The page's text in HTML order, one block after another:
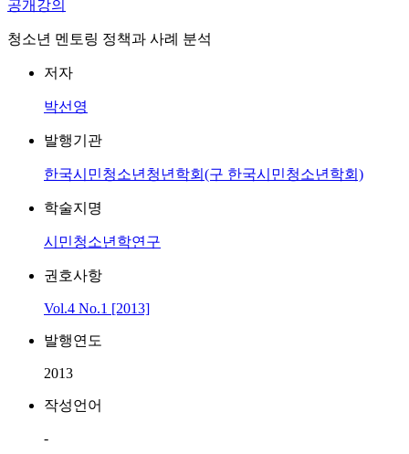
공개강의
청소년 멘토링 정책과 사례 분석
저자
박선영
발행기관
한국시민청소년청년학회(구 한국시민청소년학회)
학술지명
시민청소년학연구
권호사항
Vol.4 No.1 [2013]
발행연도
2013
작성언어
-